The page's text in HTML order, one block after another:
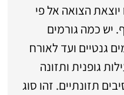
הצואה אל פי
יש כמה גורמים
גנטיים ועד לאורח
גופנית ותזונה
תזונתיים. זהו סוג